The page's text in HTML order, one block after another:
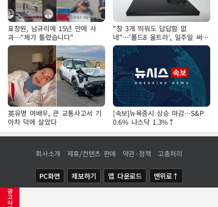
광
고
삭
표창원, 남규리에 15년 만에 사
과…"제가 틀렸습니다"
"창 3개 띄워도 답답함 없
네"…'폴드8 울트라', 일주일 써보
니
英유명 여배우, 큰 교통사고서 기
아차 덕에 살았다
[속보]뉴욕증시 상승 마감…S&P
0.6% 나스닥 1.3%↑
회사소개 제휴/컨텐츠 판매 약관·정책 고충처리
PC화면 제보하기 앱 다운로드 맨위로↑